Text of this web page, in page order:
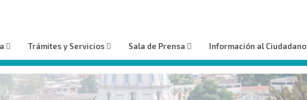
Trámites y Servicios Sala de Prensa Información al Ciudadano